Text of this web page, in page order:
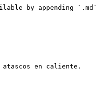
by appending `.md`
en caliente.